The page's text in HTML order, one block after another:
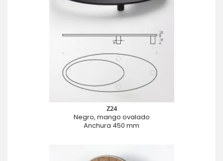
Z24
Negro, mango ovalado
Anchura 450 mm